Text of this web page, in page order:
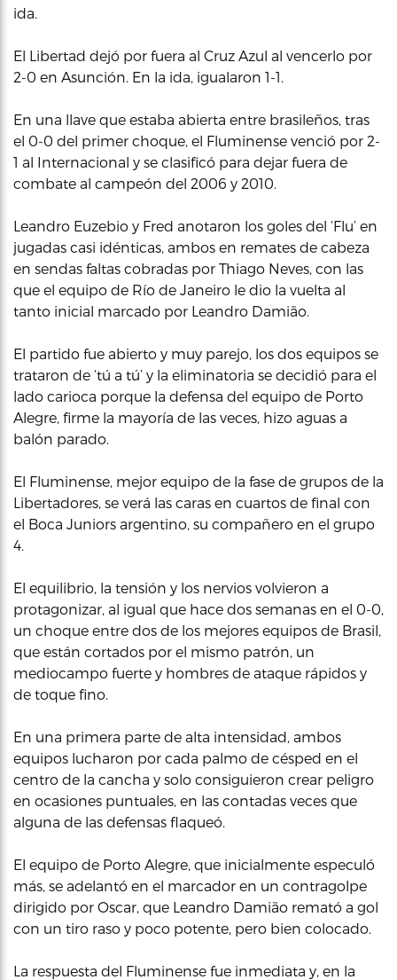
ida.
El Libertad dejó por fuera al Cruz Azul al vencerlo por
2-0 en Asunción. En la ida, igualaron 1-1.
En una llave que estaba abierta entre brasileños, tras
el 0-0 del primer choque, el Fluminense venció por 2-
1 al Internacional y se clasificó para dejar fuera de
combate al campeón del 2006 y 2010.
Leandro Euzebio y Fred anotaron los goles del ‘Flu’ en
jugadas casi idénticas, ambos en remates de cabeza
en sendas faltas cobradas por Thiago Neves, con las
que el equipo de Río de Janeiro le dio la vuelta al
tanto inicial marcado por Leandro Damião.
El partido fue abierto y muy parejo, los dos equipos se
trataron de ‘tú a tú’ y la eliminatoria se decidió para el
lado carioca porque la defensa del equipo de Porto
Alegre, firme la mayoría de las veces, hizo aguas a
balón parado.
El Fluminense, mejor equipo de la fase de grupos de la
Libertadores, se verá las caras en cuartos de final con
el Boca Juniors argentino, su compañero en el grupo
4.
El equilibrio, la tensión y los nervios volvieron a
protagonizar, al igual que hace dos semanas en el 0-0,
un choque entre dos de los mejores equipos de Brasil,
que están cortados por el mismo patrón, un
mediocampo fuerte y hombres de ataque rápidos y
de toque fino.
En una primera parte de alta intensidad, ambos
equipos lucharon por cada palmo de césped en el
centro de la cancha y solo consiguieron crear peligro
en ocasiones puntuales, en las contadas veces que
alguna de las defensas flaqueó.
El equipo de Porto Alegre, que inicialmente especuló
más, se adelantó en el marcador en un contragolpe
dirigido por Oscar, que Leandro Damião remató a gol
con un tiro raso y poco potente, pero bien colocado.
La respuesta del Fluminense fue inmediata y, en la